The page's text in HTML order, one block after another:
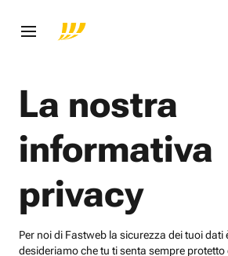
La nostra
informativa
privacy
Per noi di Fastweb la sicurezza dei tuoi dati
desideriamo che tu ti senta sempre